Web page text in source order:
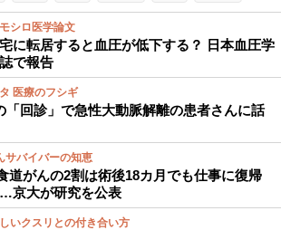
シロ医学論文
に転居すると血圧が低下する？ 日本血圧学
で報告
医療のフシギ
「回診」で急性大動脈解離の患者さんに話
サバイバーの知恵
道がんの2割は術後18カ月でも仕事に復帰
京大が研究を公表
いクスリとの付き合い方